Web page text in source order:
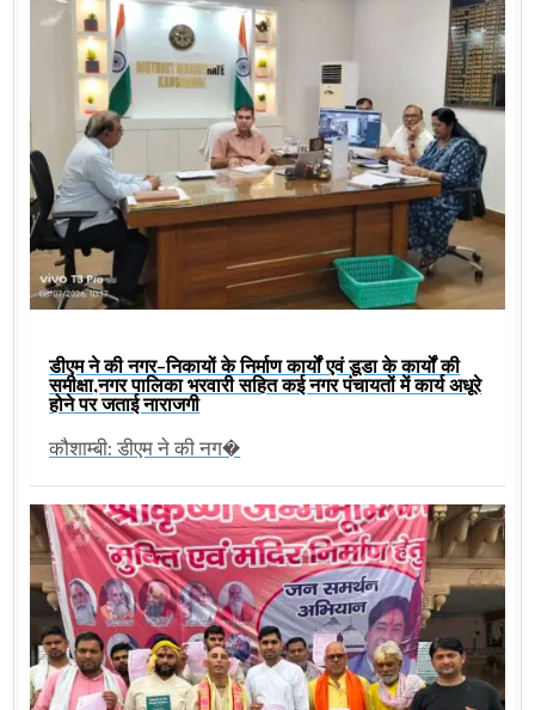
डीएम ने की नगर-निकायों के निर्माण कार्यों एवं डूडा के कार्यों की
समीक्षा,नगर पालिका भरवारी सहित कई नगर पंचायतों में कार्य अधूरे
होने पर जताई नाराजगी
कौशाम्बी: डीएम ने की नग�